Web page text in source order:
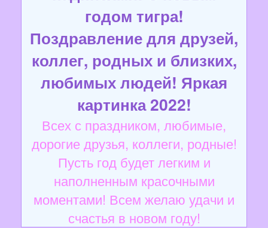
годом тигра!
Поздравление для друзей,
коллег, родных и близких,
любимых людей! Яркая
картинка 2022!
Всех с праздником, любимые,
дорогие друзья, коллеги, родные!
Пусть год будет легким и
наполненным красочными
моментами! Всем желаю удачи и
счастья в новом году!